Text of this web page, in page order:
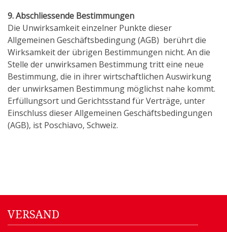
9. Abschliessende Bestimmungen
Die Unwirksamkeit einzelner Punkte dieser
Allgemeinen Geschäftsbedingung (AGB) berührt die
Wirksamkeit der übrigen Bestimmungen nicht. An die
Stelle der unwirksamen Bestimmung tritt eine neue
Bestimmung, die in ihrer wirtschaftlichen Auswirkung
der unwirksamen Bestimmung möglichst nahe kommt.
Erfüllungsort und Gerichtsstand für Verträge, unter
Einschluss dieser Allgemeinen Geschäftsbedingungen
(AGB), ist Poschiavo, Schweiz.
VERSAND